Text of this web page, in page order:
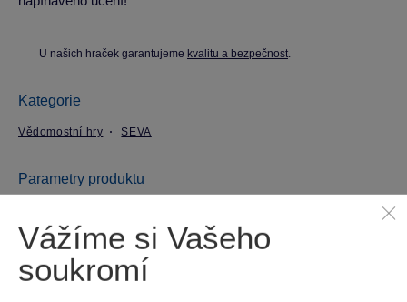
U našich hraček garantujeme kvalitu a bezpečnost.
Kategorie
Vědomostní hry SEVA
Parametry produktu
EAN 8592812027006
Kód produktu
Vážíme si Vašeho
soukromí